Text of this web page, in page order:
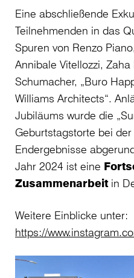
Eine abschließende
Teilnehmenden in das
Spuren von Renzo
Annibale Vitellozzi,
Schumacher, „Buro
Williams Architects“.
Jubiläums wurde die
Geburtstagstorte bei
Endergebnisse
Jahr 2024 ist eine
Zusammenarbeitin
Weitere Einblicke unter:
https://